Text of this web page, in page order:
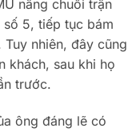
nâng chuỗi trận
số 5, tiếp tục bám
nhiên, đây cũng
khách, sau khi họ
trước.
ông đáng lẽ có